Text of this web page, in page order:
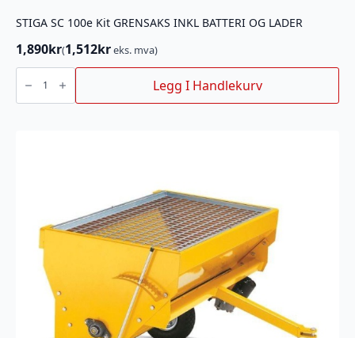
STIGA SC 100e Kit GRENSAKS INKL BATTERI OG LADER
1,890kr(1,512kreks. mva)
STIGA
100e
Kit
Legg I Handlekurv